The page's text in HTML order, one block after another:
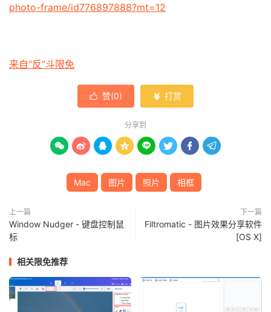
photo-frame/id776897888?mt=12
来自“反”斗限免
 赞(0)  打赏
分享到
       
Mac 图片 照片 相框
上一篇
Window Nudger - 键盘控制鼠
标
下一篇
Filtromatic - 图片效果分享软件
[OS X]
相关限免推荐